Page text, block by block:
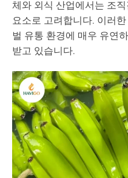
체와 외식 산업에서는 조
요소로 고려합니다. 이러
벌 유통 환경에 매우 유연
받고 있습니다.